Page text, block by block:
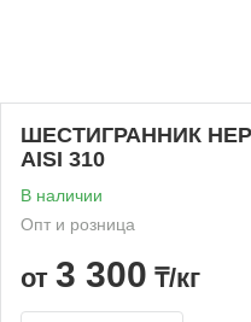
ШЕСТИГРАННИК
AISI 310
В наличии
Опт и розница
от 3 300 ₸/кг